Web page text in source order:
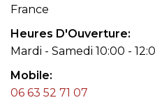
France
Heures D'Ouverture
Mardi - Samedi 10:00 -
Mobile
06 63 52 71 07